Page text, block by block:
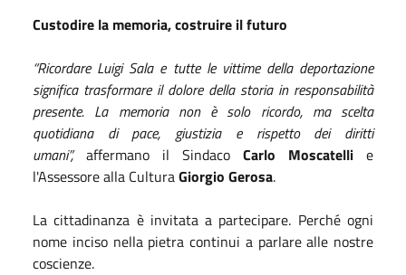
Custodire la memoria, costruire il futuro
“Ricordare Luigi Sala e tutte le vittime della deportazione
significa trasformare il dolore della storia in responsabilità
presente. La memoria non è solo ricordo, ma scelta
quotidiana di pace, giustizia e rispetto dei diritti
umani”,affermano il Sindaco Carlo Moscatelli e
l'Assessore alla CulturaGiorgio Gerosa.
La cittadinanza è invitata a partecipare. Perché ogni
nome inciso nella pietra continui a parlare alle nostre
coscienze.